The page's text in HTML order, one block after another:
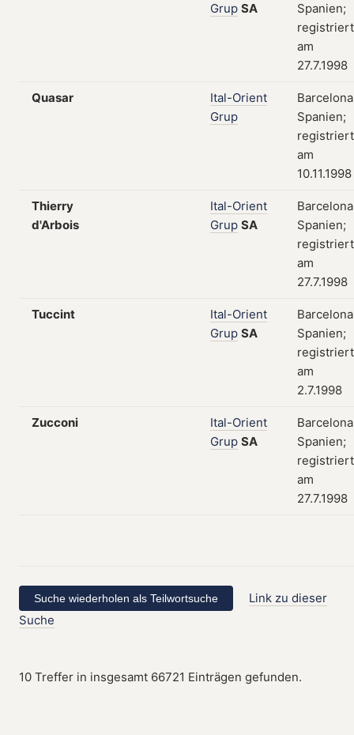
Grup SA
Spanien;
registriert
am
27.7.1998
Quasar
Ital-Orient
Grup
Spanien;
registriert
am
10.11.1998
Thierry
d'Arbois
Ital-Orient
Grup SA
Spanien;
registriert
am
27.7.1998
Tuccint
Ital-Orient
Grup SA
Spanien;
registriert
am
2.7.1998
Zucconi
Ital-Orient
Grup SA
Spanien;
registriert
am
27.7.1998
Link zu dieser
Suche
10 Treffer in insgesamt 66721 Einträgen gefunden.